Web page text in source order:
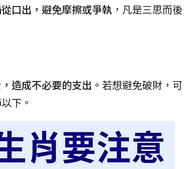
口出，避免摩擦或爭執 ，凡是三思而後
造成不必要的支出。 若想避免破財，可
下。